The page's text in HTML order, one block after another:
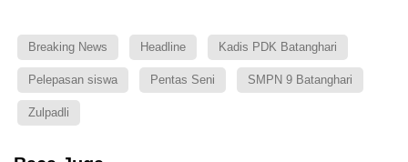
Breaking News Headline Kadis PDK Batanghari
Pelepasan siswa Pentas Seni SMPN 9 Batanghari
Zulpadli